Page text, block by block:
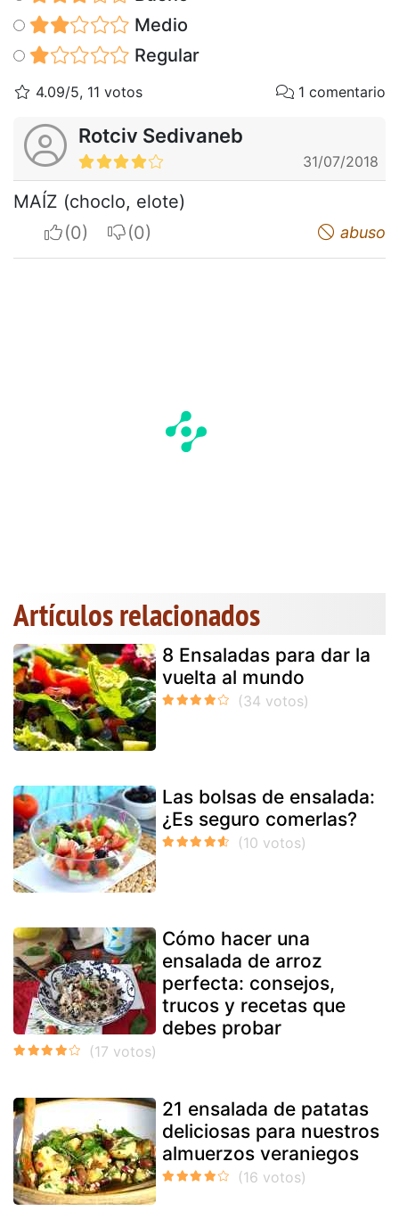
Medio
Regular
4.09/5, 11 votos 1 comentario
Rotciv Sedivaneb
31/07/2018
MAÍZ (choclo, elote)
I apreciateI do not appreciate abuso
Artículos relacionados
8 Ensaladas para dar la
vuelta al mundo
Las bolsas de ensalada:
¿Es seguro comerlas?
Cómo hacer una
ensalada de arroz
perfecta: consejos,
trucos y recetas que
debes probar
21 ensalada de patatas
deliciosas para nuestros
almuerzos veraniegos